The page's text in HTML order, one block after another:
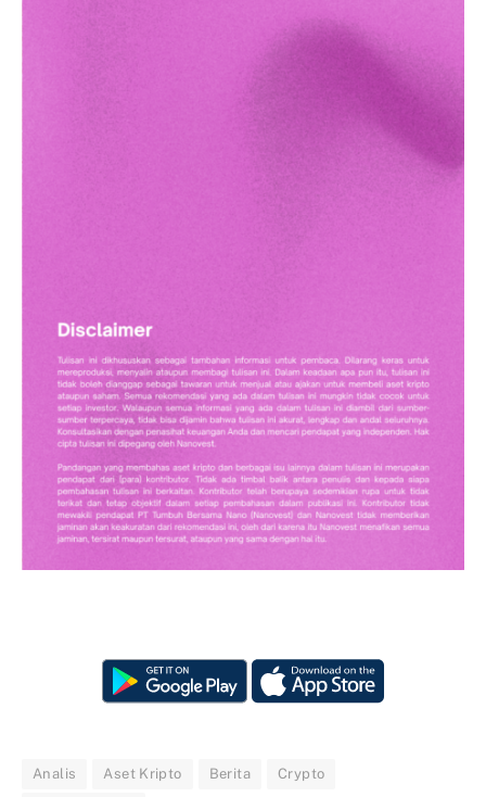
Analis Aset Kripto Berita Crypto